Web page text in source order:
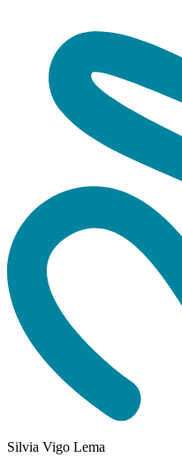
Silvia Vigo Lema